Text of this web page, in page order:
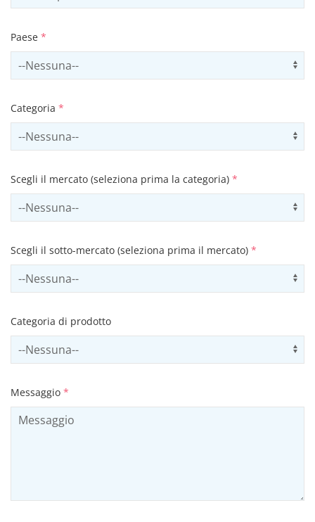
Paese *
Select country
Categoria *
Select contactCategory
Scegli il mercato (seleziona prima la categoria) *
Select sector
Scegli il sotto-mercato (seleziona prima il mercato) *
Select subSector
Categoria di prodotto
Select productCategory
Messaggio *